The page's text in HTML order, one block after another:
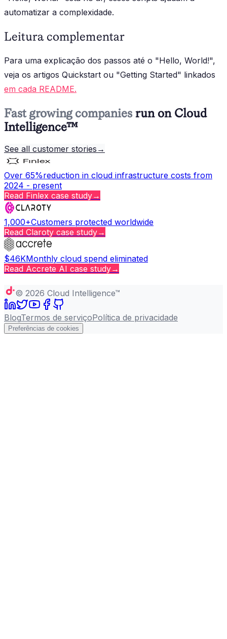
automatizar a complexidade.
Leitura complementar
Para uma explicação dos passos até o "Hello, World!",
veja os artigos Quickstart ou "Getting Started" linkados
em cada README.
Fast growing companies run on Cloud
Intelligence™
See all customer stories →
Over 65%reduction in cloud infrastructure costs from
2024 - present
Read Finlex case study→
1,000+Customers protected worldwide
Read Claroty case study→
$46KMonthly cloud spend eliminated
Read Accrete AI case study→
© 2026 Cloud Intelligence™
BlogTermos de serviçoPolítica de privacidade
Preferências de cookies